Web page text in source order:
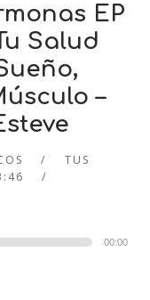
EP
Salud
–
TUS
00:00